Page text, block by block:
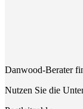
Danwood-Berater
Nutzen Sie die